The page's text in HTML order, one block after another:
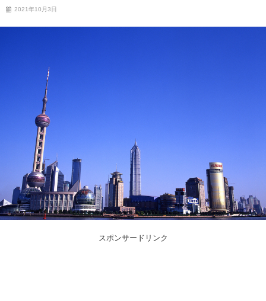
2021年10月3日
スポンサードリンク